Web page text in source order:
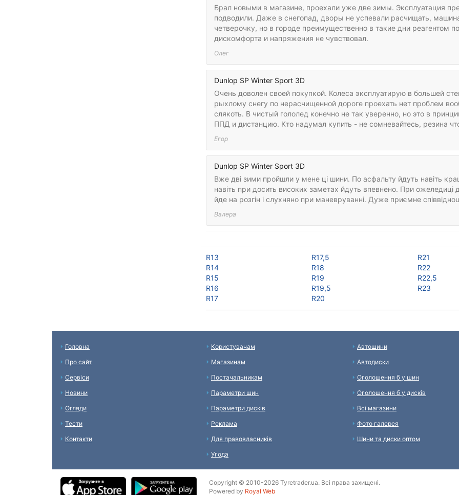
Брал новыми в магазине, проехали уже две зимы. Эксплуатация
подводили. Даже в снегопад, дворы не успевали расчищать,
четверочку, но в городе преимущественно в такие дни реагентом
дискомфорта и напряжения не чувствовал.
Олег
Dunlop SP Winter Sport 3D
Очень доволен своей покупкой. Колеса эксплуатирую в большей
рыхлому снегу по нерасчищенной дороге проехать нет проблем
слякоть. В чистый гололед конечно не так уверенно, но это в
ППД и дистанцию. Кто надумал купить - не сомневайтесь, резина
Егор
Dunlop SP Winter Sport 3D
Вже дві зими пройшли у мене ці шини. По асфальту йдуть навіть
навіть при досить високих заметах йдуть впевнено. При
йде на розгін і слухняно при маневруванні. Дуже приємне
Валера
R13
R14
R15
R16
R17
R17,5
R18
R19
R19,5
R20
R21
R22
R22,5
R23
Головна
Про сайт
Сервіси
Новини
Огляди
Тести
Контакти
Користувачам
Магазинам
Постачальникам
Параметри шин
Параметри дисків
Реклама
Для правовласників
Угода
Автошини
Автодиски
Оголошення б у шин
Оголошення б у дисків
Всі магазини
Фото галерея
Шини та диски оптом
Copyright © 2010-2026 Tyretrader.ua. Всі права захищені.
Powered by Royal Web